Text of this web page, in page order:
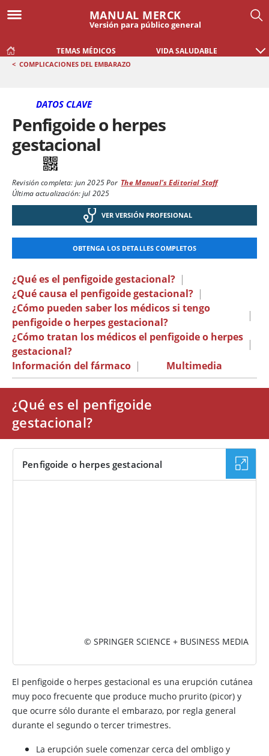
MANUAL MERCK
Versión para público general
TEMAS MÉDICOS VIDA SALUDABLE
< COMPLICACIONES DEL EMBARAZO
DATOS CLAVE
Penfigoide o herpes
gestacional
Revisión completa: jun 2025Por The Manual's Editorial Staff
Última actualización: jul 2025
VER VERSIÓN PROFESIONAL
OBTENGA LOS DETALLES COMPLETOS
¿Qué es el penfigoide gestacional? |
¿Qué causa el penfigoide gestacional? |
¿Cómo pueden saber los médicos si tengo
penfigoide o herpes gestacional?
|
¿Cómo tratan los médicos el penfigoide o herpes
gestacional?
|
Información del fármaco | Multimedia
¿Qué es el penfigoide
gestacional?
Penfigoide o herpes gestacional
© SPRINGER SCIENCE + BUSINESS MEDIA
El penfigoide o herpes gestacional es una erupción cutánea
muy poco frecuente que produce mucho prurito (picor) y
que ocurre sólo durante el embarazo, por regla general
durante el segundo o tercer trimestres.
La erupción suele comenzar cerca del ombligo y